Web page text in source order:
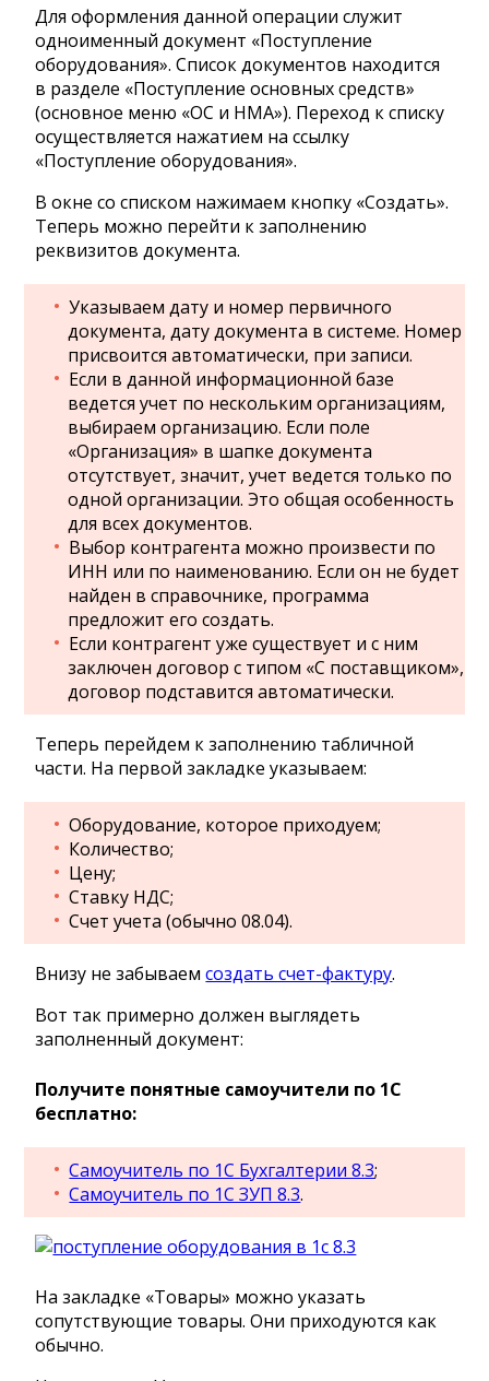
Для оформления данной операции служит
одноименный документ «Поступление
оборудования». Список документов находится
в разделе «Поступление основных средств»
(основное меню «ОС и НМА»). Переход к списку
осуществляется нажатием на ссылку
«Поступление оборудования».
В окне со списком нажимаем кнопку «Создать».
Теперь можно перейти к заполнению
реквизитов документа.
Указываем дату и номер первичного
документа, дату документа в системе. Номер
присвоится автоматически, при записи.
Если в данной информационной базе
ведется учет по нескольким организациям,
выбираем организацию. Если поле
«Организация» в шапке документа
отсутствует, значит, учет ведется только по
одной организации. Это общая особенность
для всех документов.
Выбор контрагента можно произвести по
ИНН или по наименованию. Если он не будет
найден в справочнике, программа
предложит его создать.
Если контрагент уже существует и с ним
заключен договор с типом «С поставщиком»,
договор подставится автоматически.
Теперь перейдем к заполнению табличной
части. На первой закладке указываем:
Оборудование, которое приходуем;
Количество;
Цену;
Ставку НДС;
Счет учета (обычно 08.04).
Внизу не забываемсоздать счет-фактуру.
Вот так примерно должен выглядеть
заполненный документ:
Получите понятные самоучители по 1С
бесплатно:
Самоучитель по 1С Бухгалтерии 8.3;
Самоучитель по 1С ЗУП 8.3.
На закладке «Товары» можно указать
сопутствующие товары. Они приходуются как
обычно.